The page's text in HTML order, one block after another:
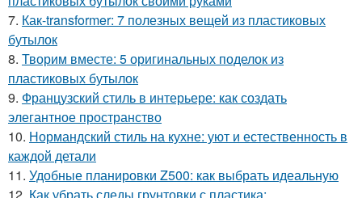
7. Как-transformer: 7 полезных вещей из пластиковых
бутылок
8. Творим вместе: 5 оригинальных поделок из
пластиковых бутылок
9. Французский стиль в интерьере: как создать
элегантное пространство
10. Нормандский стиль на кухне: уют и естественность в
каждой детали
11. Удобные планировки Z500: как выбрать идеальную